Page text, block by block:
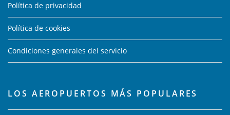
Política de privacidad
Política de cookies
Condiciones generales del servicio
LOS AEROPUERTOS MÁS POPULARES